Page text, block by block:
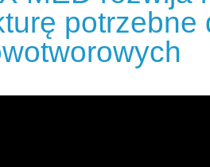
potrzebne